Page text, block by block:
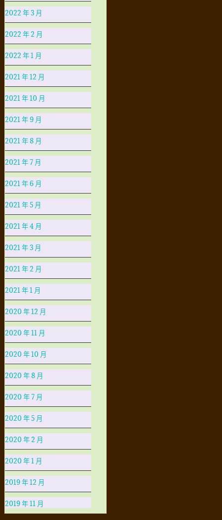
2022 年 3 月
2022 年 2 月
2022 年 1 月
2021 年 12 月
2021 年 10 月
2021 年 9 月
2021 年 8 月
2021 年 7 月
2021 年 6 月
2021 年 5 月
2021 年 4 月
2021 年 3 月
2021 年 2 月
2021 年 1 月
2020 年 12 月
2020 年 11 月
2020 年 10 月
2020 年 8 月
2020 年 7 月
2020 年 5 月
2020 年 2 月
2020 年 1 月
2019 年 12 月
2019 年 11 月